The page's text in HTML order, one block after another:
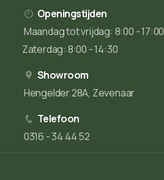
Openingstijden
Maandag tot vrijdag: 8:00 - 17:00
Zaterdag: 8:00 - 14:30
Showroom
Hengelder 28A, Zevenaar
Telefoon
0316 - 34 44 52